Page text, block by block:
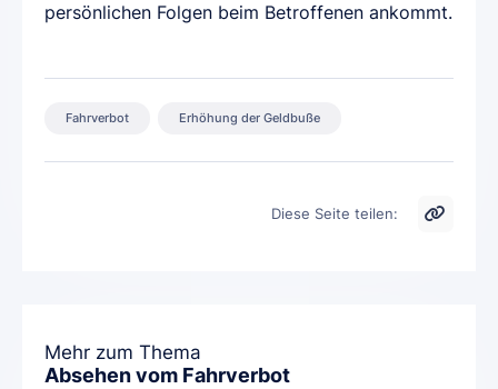
persönlichen Folgen beim Betroffenen ankommt.
Fahrverbot Erhöhung der Geldbuße
Diese Seite teilen:
Mehr zum Thema
Absehen vom Fahrverbot